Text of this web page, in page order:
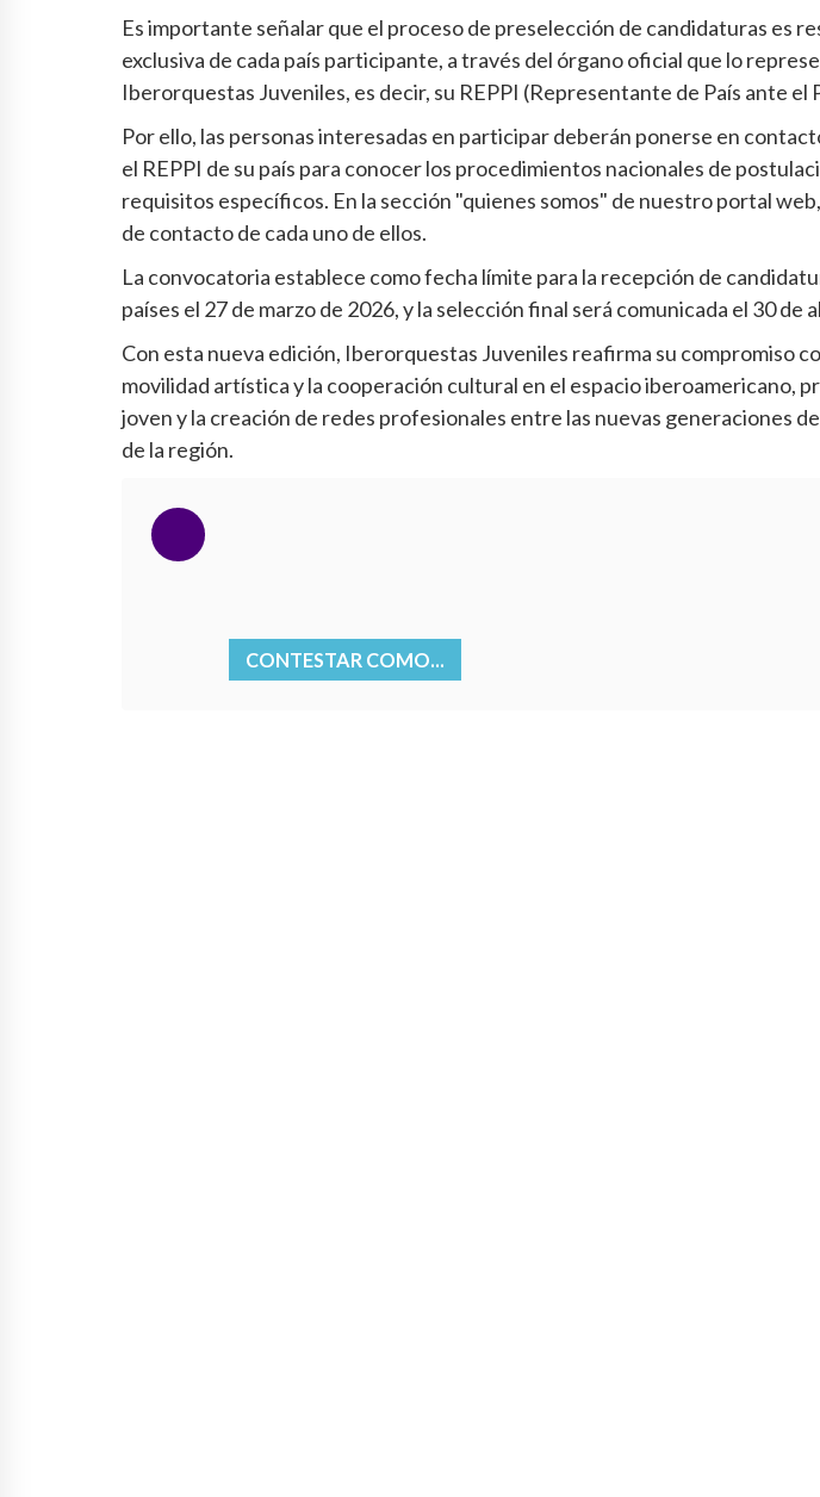
Es importante señalar que el proceso de preselección de candidaturas es
exclusiva de cada país participante, a través del órgano oficial que lo
Iberorquestas Juveniles, es decir, su REPPI (Representante de País ante el
Por ello, las personas interesadas en participar deberán ponerse en
el REPPI de su país para conocer los procedimientos nacionales de
requisitos específicos. En la sección "quienes somos" de nuestro portal
de contacto de cada uno de ellos.
La convocatoria establece como fecha límite para la recepción de
países el 27 de marzo de 2026, y la selección final será comunicada el 30 de
Con esta nueva edición, Iberorquestas Juveniles reafirma su compromiso
movilidad artística y la cooperación cultural en el espacio iberoamericano,
joven y la creación de redes profesionales entre las nuevas generaciones
de la región.
CONTESTAR COMO...